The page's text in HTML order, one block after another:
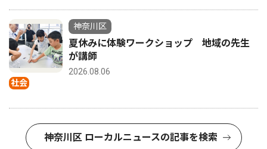
社会
神奈川区
夏休みに体験ワークショップ 地域の先生
が講師
2026.08.06
神奈川区 ローカルニュースの記事を検索